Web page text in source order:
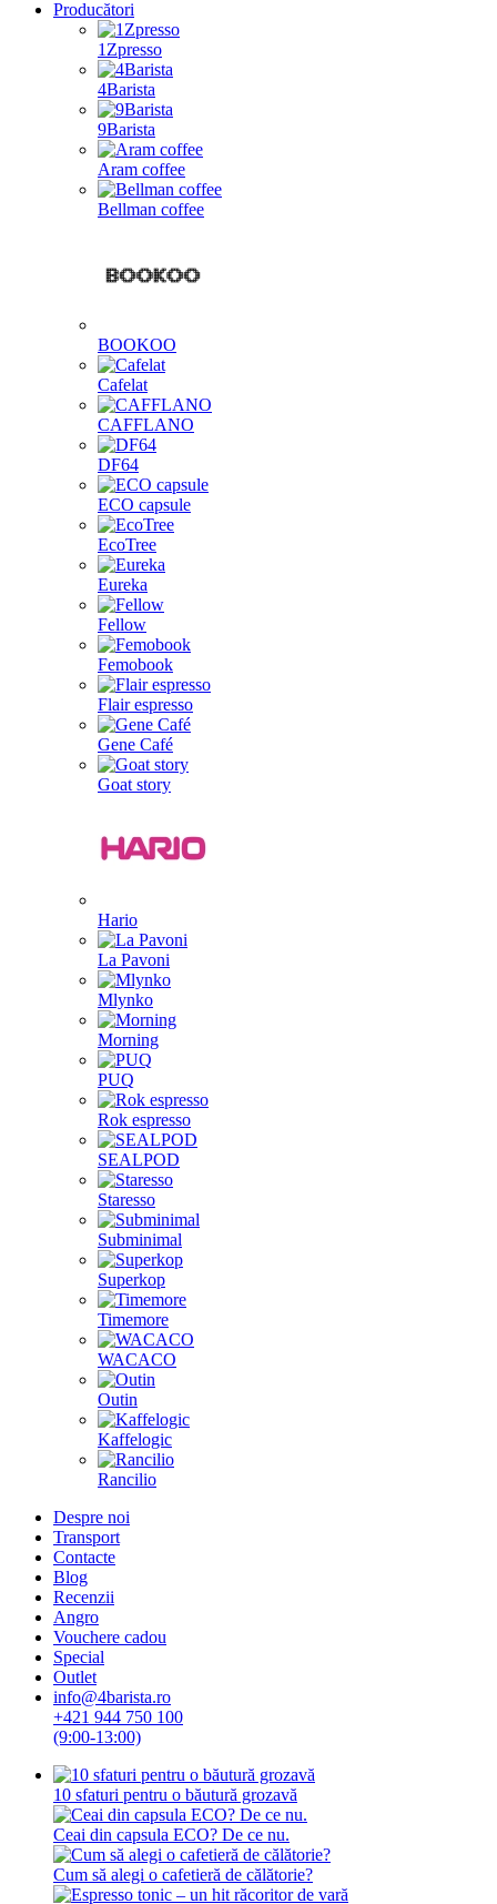
Producători
1Zpresso
4Barista
9Barista
Aram coffee
Bellman coffee
BOOKOO
Cafelat
CAFFLANO
DF64
ECO capsule
EcoTree
Eureka
Fellow
Femobook
Flair espresso
Gene Café
Goat story
Hario
La Pavoni
Mlynko
Morning
PUQ
Rok espresso
SEALPOD
Staresso
Subminimal
Superkop
Timemore
WACACO
Outin
Kaffelogic
Rancilio
Despre noi
Transport
Contacte
Blog
Recenzii
Angro
Vouchere cadou
Special
Outlet
info@4barista.ro
+421 944 750 100
(9:00-13:00)
10 sfaturi pentru o băutură grozavă
Ceai din capsula ECO? De ce nu.
Cum să alegi o cafetieră de călătorie?